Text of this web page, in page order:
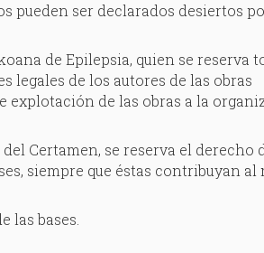
pueden ser declarados desiertos
de Epilepsia, quien se reserva
legales de los autores de las obras
explotación de las obras a la
Certamen, se reserva el derecho
siempre que éstas contribuyan al
las bases.